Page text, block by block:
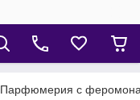
Парфюмерия с